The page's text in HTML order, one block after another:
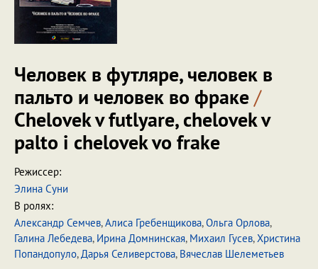
Человек в футляре, человек в
пальто и человек во фраке/
Chelovek v futlyare, chelovek v
palto i chelovek vo frake
Режиссер:
Элина Суни
В ролях:
Александр Семчев,Алиса Гребенщикова,Ольга Орлова,
Галина Лебедева, Ирина Домнинская, Михаил Гусев,Христина
Попандопуло,Дарья Селиверстова, Вячеслав Шелеметьев